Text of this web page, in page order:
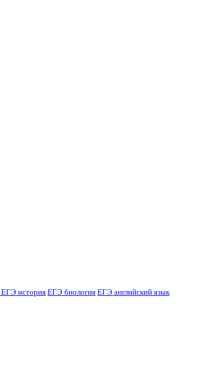
ЕГЭ история ЕГЭ биология ЕГЭ английский язык